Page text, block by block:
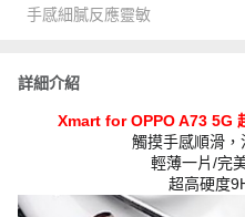
手感細膩反應靈敏
詳細介紹
Xmart for OPPO A73 5G
觸摸手感順滑
輕薄一片/完
超高硬度